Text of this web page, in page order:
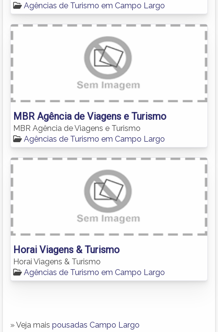
Agências de Turismo em Campo Largo
MBR Agência de Viagens e Turismo
MBR Agência de Viagens e Turismo
Agências de Turismo em Campo Largo
Horai Viagens & Turismo
Horai Viagens & Turismo
Agências de Turismo em Campo Largo
» Veja mais pousadas Campo Largo